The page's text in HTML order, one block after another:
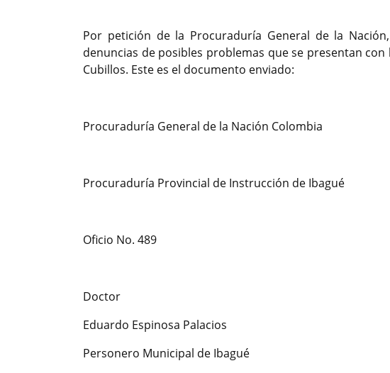
Por petición de la Procuraduría General de la
denuncias de posibles problemas que se presentan
Cubillos. Este es el documento enviado:
Procuraduría General de la Nación Colombia
Procuraduría Provincial de Instrucción de Ibagué
Oficio No. 489
Doctor
Eduardo Espinosa Palacios
Personero Municipal de Ibagué